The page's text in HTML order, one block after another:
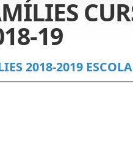
19
2018-2019